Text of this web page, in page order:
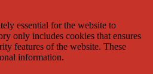
essential for the website to
only includes cookies that ensures
features of the website. These
information.